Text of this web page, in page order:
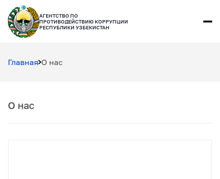
АГЕНТСТВО ПО
ПРОТИВОДЕЙСТВИЮ КОРРУПЦИИ
РЕСПУБЛИКИ УЗБЕКИСТАН
Главная О нас
О нас